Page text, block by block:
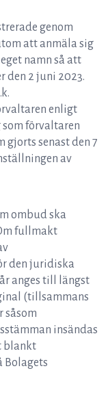
genom
att anmäla sig
namn så att
den 2 juni 2023.
enligt
förvaltaren
gjorts senast den 7
av
ombud ska
fullmakt
den juridiska
anges till längst
(tillsammans
såsom
insändas
blankt